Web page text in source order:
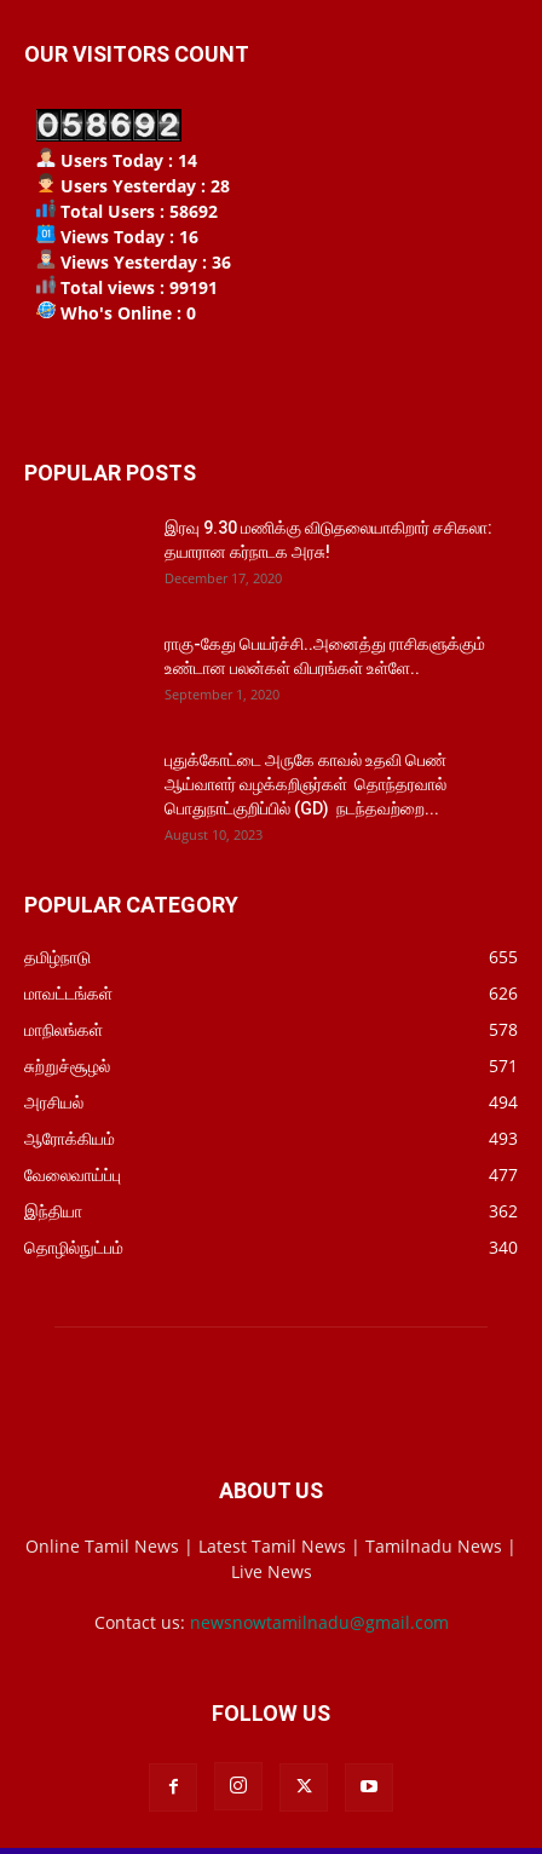
OUR VISITORS COUNT
Users Today : 14
Users Yesterday : 28
Total Users : 58692
Views Today : 16
Views Yesterday : 36
Total views : 99191
Who's Online : 0
POPULAR POSTS
இரவு 9.30 மணிக்கு விடுதலையாகிறார் சசிகலா:
தயாரான கர்நாடக அரசு!
December 17, 2020
ராகு-கேது பெயர்ச்சி..அனைத்து ராசிகளுக்கும்
உண்டான பலன்கள் விபரங்கள் உள்ளே..
September 1, 2020
புதுக்கோட்டை அருகே காவல் உதவி பெண்
ஆய்வாளர் வழக்கறிஞர்கள் தொந்தரவால்
பொதுநாட்குறிப்பில் (GD) நடந்தவற்றை...
August 10, 2023
POPULAR CATEGORY
தமிழ்நாடு
655
மாவட்டங்கள்
626
மாநிலங்கள்
578
சுற்றுச்சூழல்
571
அரசியல்
494
ஆரோக்கியம்
493
வேலைவாய்ப்பு
477
இந்தியா
362
தொழில்நுட்பம்
340
ABOUT US
Online Tamil News | Latest Tamil News | Tamilnadu News |
Live News
Contact us: newsnowtamilnadu@gmail.com
FOLLOW US